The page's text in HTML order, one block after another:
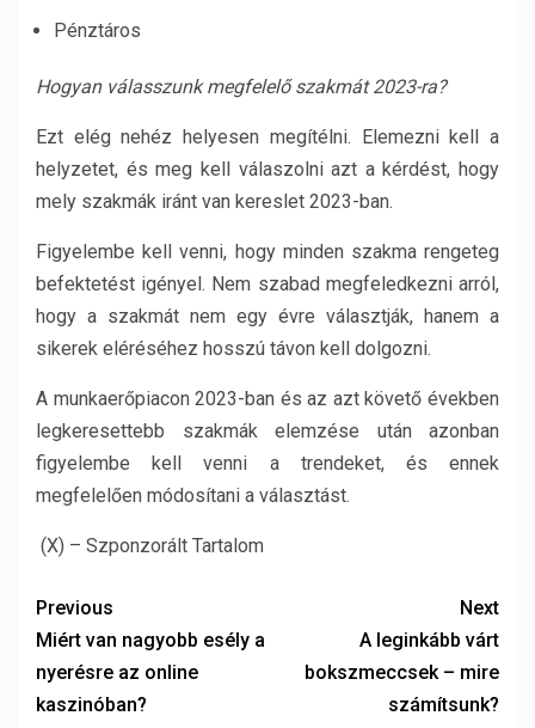
Pénztáros
Hogyan válasszunk megfelelő szakmát 2023-ra?
Ezt elég nehéz helyesen megítélni. Elemezni kell a
helyzetet, és meg kell válaszolni azt a kérdést, hogy
mely szakmák iránt van kereslet 2023-ban.
Figyelembe kell venni, hogy minden szakma rengeteg
befektetést igényel. Nem szabad megfeledkezni arról,
hogy a szakmát nem egy évre választják, hanem a
sikerek eléréséhez hosszú távon kell dolgozni.
A munkaerőpiacon 2023-ban és az azt követő években
legkeresettebb szakmák elemzése után azonban
figyelembe kell venni a trendeket, és ennek
megfelelően módosítani a választást.
(X) – Szponzorált Tartalom
Previous
Miért van nagyobb esély a
nyerésre az online
kaszinóban?
Next
A leginkább várt
bokszmeccsek – mire
számítsunk?